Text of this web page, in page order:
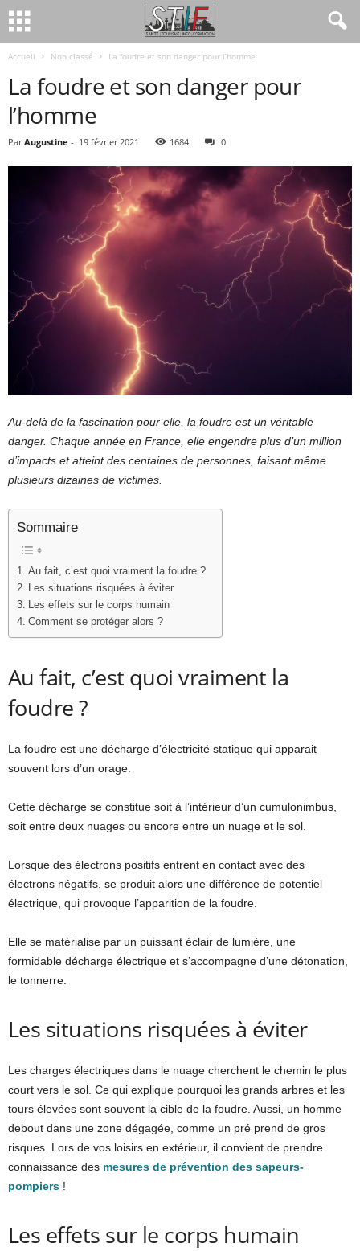
Accueil Non classé La foudre et son danger pour l’homme
La foudre et son danger pour
l’homme
Par Augustine - 19 février 2021 1684 0
Au-delà de la fascination pour elle, la foudre est un véritable
danger. Chaque année en France, elle engendre plus d’un million
d’impacts et atteint des centaines de personnes, faisant même
plusieurs dizaines de victimes.
Sommaire
Au fait, c’est quoi vraiment la foudre ?
Les situations risquées à éviter
Les effets sur le corps humain
Comment se protéger alors ?
Au fait, c’est quoi vraiment la
foudre ?
La foudre est une décharge d’électricité statique qui apparait
souvent lors d’un orage.
Cette décharge se constitue soit à l’intérieur d’un cumulonimbus,
soit entre deux nuages ou encore entre un nuage et le sol.
Lorsque des électrons positifs entrent en contact avec des
électrons négatifs, se produit alors une différence de potentiel
électrique, qui provoque l’apparition de la foudre.
Elle se matérialise par un puissant éclair de lumière, une
formidable décharge électrique et s’accompagne d’une détonation,
le tonnerre.
Les situations risquées à éviter
Les charges électriques dans le nuage cherchent le chemin le plus
court vers le sol. Ce qui explique pourquoi les grands arbres et les
tours élevées sont souvent la cible de la foudre. Aussi, un homme
debout dans une zone dégagée, comme un pré prend de gros
risques. Lors de vos loisirs en extérieur, il convient de prendre
connaissance des mesures de prévention des sapeurs-
pompiers !
Les effets sur le corps humain